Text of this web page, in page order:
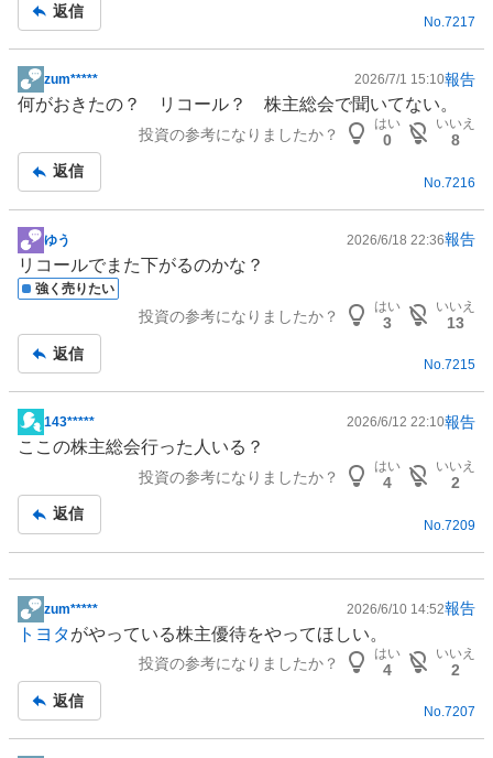
事
返信
No.7217
掲
示
事
zum***** 2026/7/1 15:10報告
何がおきたの？ リコール？ 株主総会で聞いてない。
投資の参考になりましたか？
はい
0
いいえ
8
返信
No. 7216
掲
示
板
ゆう 2026/6/18 22:36報告
リコールでまた下がるのかな？
強く売りたい
投資の参考になりましたか？
はい
3
いいえ
13
返信
No.7215
掲
示
事
143***** 2026/6/12 22:10報告
ここの株主総会行った人いる？
投資の参考になりましたか？
はい
4
いいえ
2
返信
No. 7209
掲
示
事
zum***** 2026/6/10 14:52報告
トヨタがやっている株主優待をやってほしい。
投資の参考になりましたか？
はい
4
いいえ
2
返信
No.7207